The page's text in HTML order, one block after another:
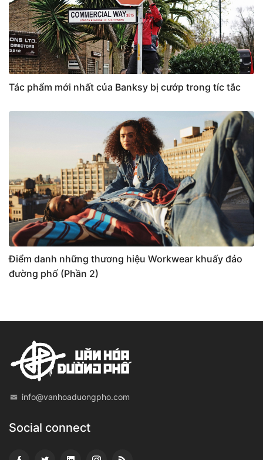
Tác phẩm mới nhất của Banksy bị cướp trong tíc tắc
Điểm danh những thương hiệu Workwear khuấy đảo
đường phố (Phần 2)
info@vanhoaduongpho.com
Social connect